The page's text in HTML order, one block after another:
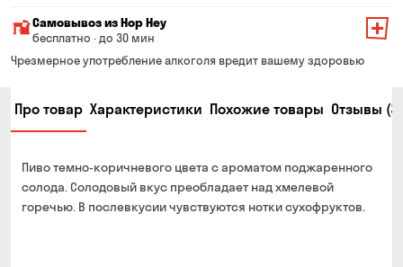
Минимальная сумма всего заказа — 200 грн
Стоимость доставки зависит от суммы всего заказа:
От 200 до 299 грн 139 грн
От 400 до 699 грн
Срок доставки — до 90 минут
*на время доставки могут влиять воздушные тревоги
Самовывоз из Hop Hey
бесплатно · до 30 мин
Минимальная сумма всего заказа — 250 грн
Можете без очереди забрать из магазина в удобное
для Вас время
наличными в магазине
банковской картой на сайте и в магазине
Чрезмерное употребление алкоголя вредит вашему здоровью
Про товар Характеристики Похожие товары Отзывы
Пиво темно-коричневого цвета с ароматом поджаренного
солода. Солодовый вкус преобладает над хмелевой
горечью. В послевкусии чувствуются нотки сухофруктов.